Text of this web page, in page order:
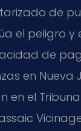
de
el peligro y
de
en Nueva
en el